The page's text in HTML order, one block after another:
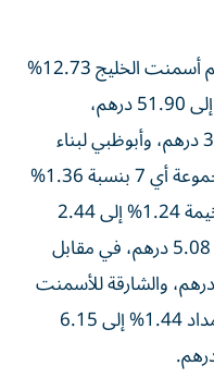
أما في قطاع الصناعات، فصعد سهم أسمنت الخليج 12.73%
إلى 1.24 درهم، وأوراسكوم 1.76% إلى 51.90 درهم،
وايبيكس للاستثمار 1.70% إلى 3.58 درهم، وأبوظبي لبناء
السفن 1.49% إلى 8.16 درهم، ومجموعة أي 7 بنسبة 1.36%
إلى 0.97 درهم، وسيراميك رأس الخيمة 1.24% إلى 2.44
درهم، وأبوظبي للموانئ 0.99% إلى 5.08 درهم، في مقابل
تراجع سهم بلدكو 2.84% إلى 1.71 درهم، والشارقة للأسمنت
2.54% إلى 1.15 درهم، وأدنوك للأمداد 1.44% إلى 6.15